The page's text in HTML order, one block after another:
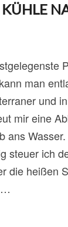
man
und
mir eine
ans
steuer ich
die heißen